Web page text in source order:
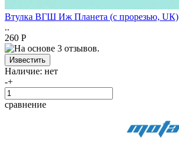
Втулка ВГШ Иж Планета (с прорезью, UК)
..
260 Р
Наличие: нет
-+
сравнение